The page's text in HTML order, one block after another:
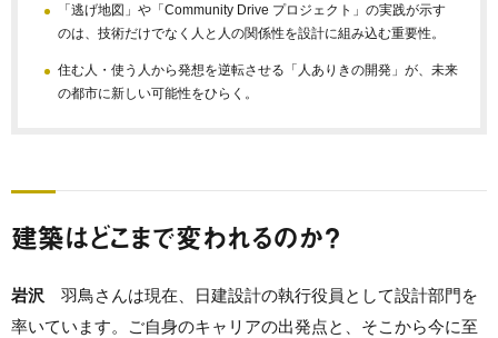
「逃げ地図」や「Community Drive プロジェクト」の実践が示す
のは、技術だけでなく人と人の関係性を設計に組み込む重要性。
住む人・使う人から発想を逆転させる「人ありきの開発」が、未来
の都市に新しい可能性をひらく。
建築はどこまで変われるのか？
岩沢 羽鳥さんは現在、日建設計の執行役員として設計部門を
率いています。ご自身のキャリアの出発点と、そこから今に至